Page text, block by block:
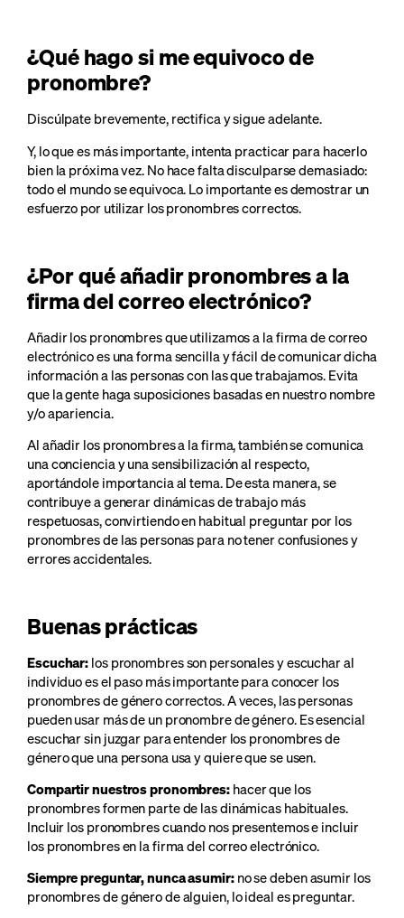
¿Qué hago si me equivoco de
pronombre?
Discúlpate brevemente, rectifica y sigue adelante.
Y, lo que es más importante, intenta practicar para hacerlo
bien la próxima vez. No hace falta disculparse demasiado:
todo el mundo se equivoca. Lo importante es demostrar un
esfuerzo por utilizar los pronombres correctos.
¿Por qué añadir pronombres a la
firma del correo electrónico?
Añadir los pronombres que utilizamos a la firma de correo
electrónico es una forma sencilla y fácil de comunicar dicha
información a las personas con las que trabajamos. Evita
que la gente haga suposiciones basadas en nuestro nombre
y/o apariencia.
Al añadir los pronombres a la firma, también se comunica
una conciencia y una sensibilización al respecto,
aportándole importancia al tema. De esta manera, se
contribuye a generar dinámicas de trabajo más
respetuosas, convirtiendo en habitual preguntar por los
pronombres de las personas para no tener confusiones y
errores accidentales.
Buenas prácticas
Escuchar: los pronombres son personales y escuchar al
individuo es el paso más importante para conocer los
pronombres de género correctos. A veces, las personas
pueden usar más de un pronombre de género. Es esencial
escuchar sin juzgar para entender los pronombres de
género que una persona usa y quiere que se usen.
Compartir nuestros pronombres: hacer que los
pronombres formen parte de las dinámicas habituales.
Incluir los pronombres cuando nos presentemos e incluir
los pronombres en la firma del correo electrónico.
Siempre preguntar, nunca asumir: no se deben asumir los
pronombres de género de alguien, lo ideal es preguntar.